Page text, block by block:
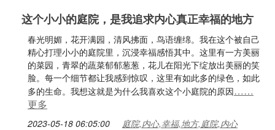
这个小小的庭院，是我追求内心真正幸福的地方
春光明媚，花开满园，清风拂面，鸟语缠绵。我在这个被自己
精心打理小小的庭院里，沉浸幸福感悟其中。这里有一方美丽
的菜园，青翠的蔬菜郁郁葱葱，花儿在阳光下绽放出美丽的笑
脸。每一个细节都让我感到惊叹，这里有如此多的绿色，如此
多的生命。我想这就是为什么我喜欢这个小庭院的原因……
更多
2023-05-18 06:05:00 庭院,内心,幸福,地方,庭院,内心